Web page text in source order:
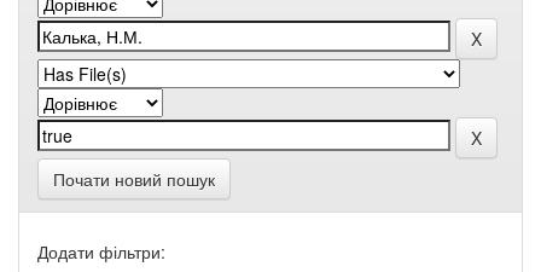
Почати новий пошук
Додати фільтри: